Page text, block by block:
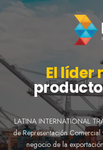
El líder
LATINA INTERNATIONAL
de Representación
negocio de la
su
Promovemos e
FRUTAS,
especializado: QUIMICOS
Ofrecemos soluciones
seguridad, agilidad y
mayores productores de
SUR,
social
A través de nuestras
productos con los más altos